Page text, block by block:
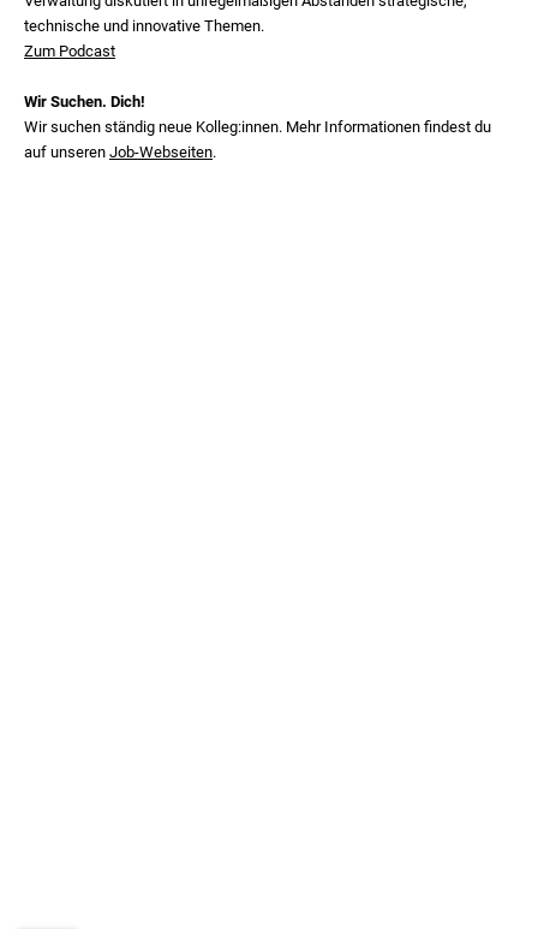
technische und innovative Themen.
Zum Podcast
Wir Suchen. Dich!
Wir suchen ständig neue Kolleg:innen. Mehr Informationen findest du
auf unseren Job-Webseiten.